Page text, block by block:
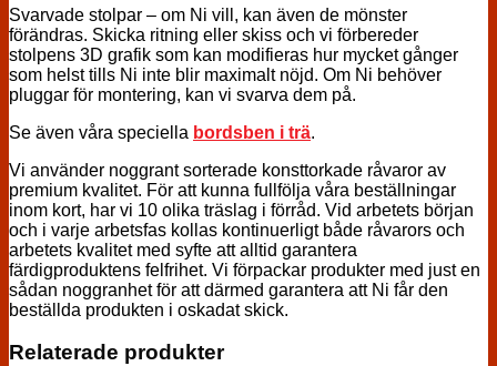
Svarvade stolpar – om Ni vill, kan även de mönster
förändras. Skicka ritning eller skiss och vi förbereder
stolpens 3D grafik som kan modifieras hur mycket gånger
som helst tills Ni inte blir maximalt nöjd. Om Ni behöver
pluggar för montering, kan vi svarva dem på.
Se även våra speciella bordsben i trä.
Vi använder noggrant sorterade konsttorkade råvaror av
premium kvalitet. För att kunna fullfölja våra beställningar
inom kort, har vi 10 olika träslag i förråd. Vid arbetets början
och i varje arbetsfas kollas kontinuerligt både råvarors och
arbetets kvalitet med syfte att alltid garantera
färdigproduktens felfrihet. Vi förpackar produkter med just en
sådan noggranhet för att därmed garantera att Ni får den
beställda produkten i oskadat skick.
Relaterade produkter